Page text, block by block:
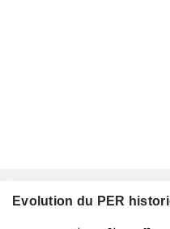
Evolution du PER